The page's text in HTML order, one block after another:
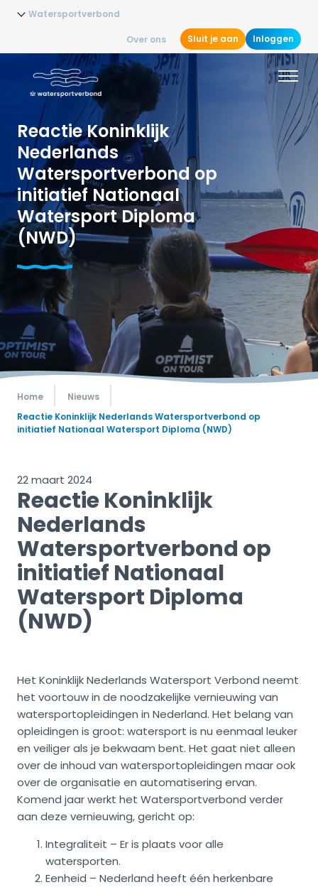
Watersportverbond
Over ons Sluit je aan Inloggen
Reactie Koninklijk
Nederlands
Watersportverbond op
initiatief Nationaal
Watersport Diploma
(NWD)
Home
Nieuws
Reactie Koninklijk Nederlands Watersportverbond op
initiatief Nationaal Watersport Diploma (NWD)
22 maart 2024
Reactie Koninklijk
Nederlands
Watersportverbond op
initiatief Nationaal
Watersport Diploma
(NWD)
Het Koninklijk Nederlands Watersport Verbond neemt
het voortouw in de noodzakelijke vernieuwing van
watersportopleidingen in Nederland. Het belang van
opleidingen is groot: watersport is nu eenmaal leuker
en veiliger als je bekwaam bent. Het gaat niet alleen
over de inhoud van watersportopleidingen maar ook
over de organisatie en automatisering ervan.
Komend jaar werkt het Watersportverbond verder
aan deze vernieuwing, gericht op:
Integraliteit – Er is plaats voor alle
watersporten.
Eenheid – Nederland heeft één herkenbare